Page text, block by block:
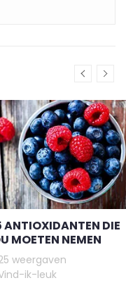
ANTIOXIDANTEN DIE
MOETEN NEMEN
weergaven
ik-leuk